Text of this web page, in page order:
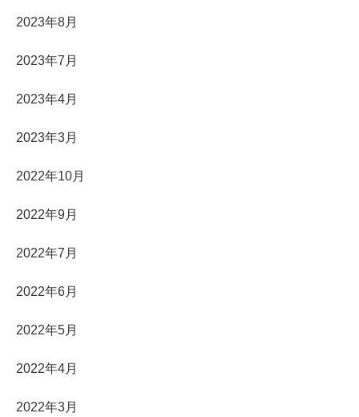
2023年8月
2023年7月
2023年4月
2023年3月
2022年10月
2022年9月
2022年7月
2022年6月
2022年5月
2022年4月
2022年3月